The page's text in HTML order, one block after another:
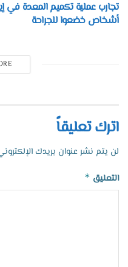
تجارب عملية تكميم المعدة في
أشخاص خضعوا للجراحة
اترك تعليقاً
لن يتم نشر عنوان بريدك
التعليق *